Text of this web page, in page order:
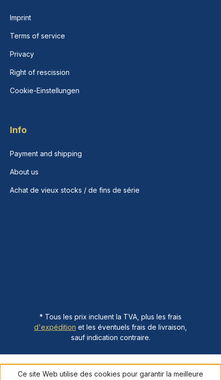
Imprint
Terms of service
Privacy
Right of rescission
Cookie-Einstellungen
Info
Payment and shipping
About us
Achat de vieux stocks / de fins de série
* Tous les prix incluent la TVA, plus les frais
d'expédition et les éventuels frais de livraison,
sauf indication contraire.
Ce site Web utilise des cookies pour garantir la meilleure